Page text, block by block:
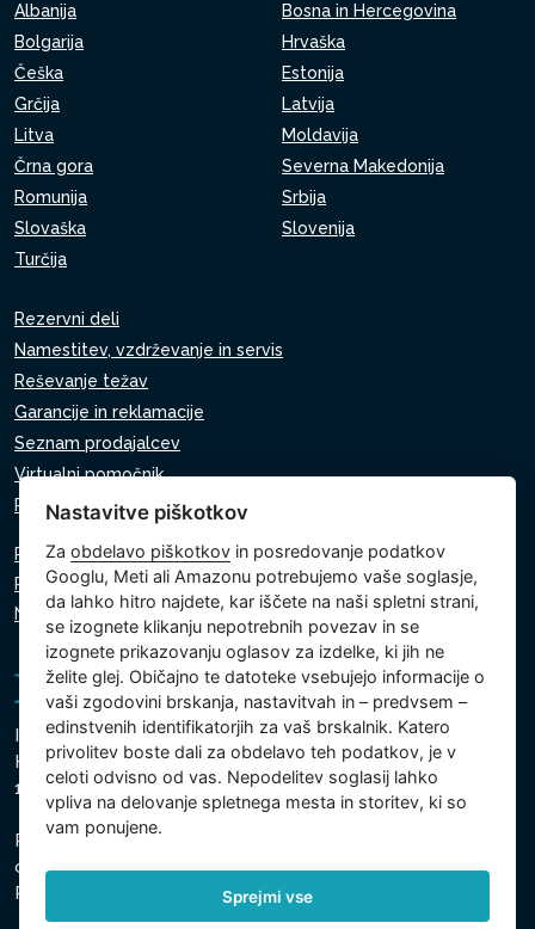
Albanija
Bosna in Hercegovina
Bolgarija
Hrvaška
Češka
Estonija
Grčija
Latvija
Litva
Moldavija
Črna gora
Severna Makedonija
Romunija
Srbija
Slovaška
Slovenija
Turčija
Rezervni deli
Namestitev, vzdrževanje in servis
Reševanje težav
Garancije in reklamacije
Seznam prodajalcev
Virtualni pomočnik
Pišite nam
Politika zasebnosti
Politika piškotkov
Nastavitve piškotkov
Intex Trading, s.r.o.
Hradecká 2526/3
130 00 Praga 3 - Češka
Podjetje je registrirano pri Mestnem sodišču v Pragi,
oddelek C, vložek 74759
Registrska št. 26150808, ID za DDV: CZ26150808
Nastavitve piškotkov
Zaobdelavo piškotkov in posredovanje podatkov
Googlu, Meti ali Amazonu potrebujemo vaše soglasje,
da lahko hitro najdete, kar iščete na naši spletni strani,
se izognete klikanju nepotrebnih povezav in se
izognete prikazovanju oglasov za izdelke, ki jih ne
želite glej. Običajno te datoteke vsebujejo informacije o
vaši zgodovini brskanja, nastavitvah in – predvsem –
edinstvenih identifikatorjih za vaš brskalnik. Katero
privolitev boste dali za obdelavo teh podatkov, je v
celoti odvisno od vas. Nepodelitev soglasij lahko
vpliva na delovanje spletnega mesta in storitev, ki so
vam ponujene.
Sprejmi vse